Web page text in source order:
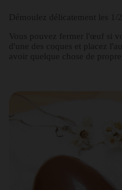
Démoulez délicatement les
Vous pouvez fermer l'œuf si
d'une des coques et placez
avoir quelque chose de propre.